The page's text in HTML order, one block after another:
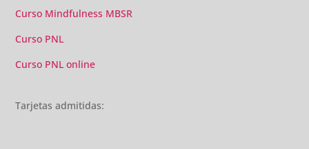
Curso Mindfulness MBSR
Curso PNL
Curso PNL online
Tarjetas admitidas: